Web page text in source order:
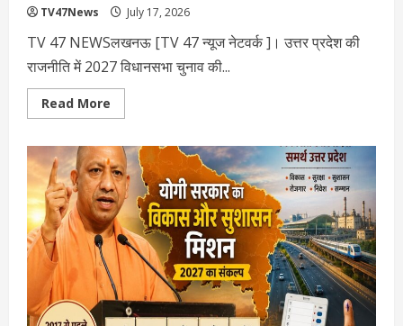
TV47News July 17, 2026
TV 47 NEWSलखनऊ [TV 47 न्‍यूज नेटवर्क ]। उत्तर प्रदेश की
राजनीति में 2027 विधानसभा चुनाव की...
Read More
more
का
महासंग्राम:
भाजपा
के
विकास
मॉडल
के
सामने
क्या
है
विपक्ष
की
चुनौती
?